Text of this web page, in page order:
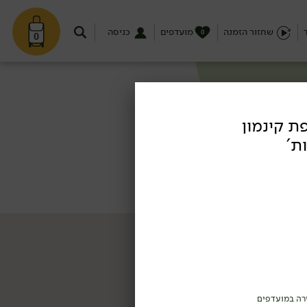
0 שחזור הזמנה מועדפים 0 כניסה
קינמון
במועדפים